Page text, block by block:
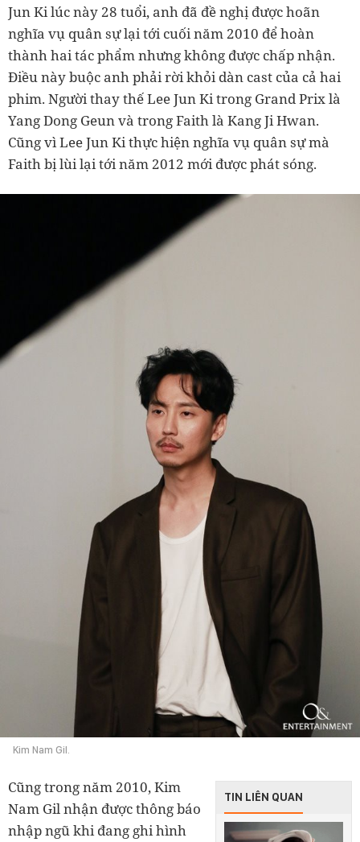
Jun Ki lúc này 28 tuổi, anh đã đề nghị được hoãn
nghĩa vụ quân sự lại tới cuối năm 2010 để hoàn
thành hai tác phẩm nhưng không được chấp nhận.
Điều này buộc anh phải rời khỏi dàn cast của cả hai
phim. Người thay thế Lee Jun Ki trong Grand Prix là
Yang Dong Geun và trong Faith là Kang Ji Hwan.
Cũng vì Lee Jun Ki thực hiện nghĩa vụ quân sự mà
Faith bị lùi lại tới năm 2012 mới được phát sóng.
Kim Nam Gil.
TIN LIÊN QUAN
Cũng trong năm 2010, Kim
Nam Gil nhận được thông báo
nhập ngũ khi đang ghi hình